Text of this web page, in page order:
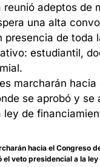
adeptos de
una alta
presencia de toda
estudiantil,
hacia el Congreso
el veto presidencial a la